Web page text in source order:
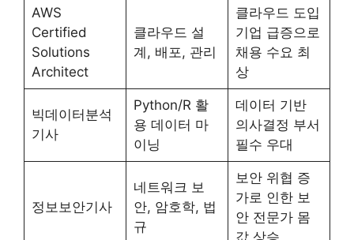
AWS
Certified
Solutions
Architect
클라우드 설
계, 배포, 관리
클라우드 도입
기업 급증으로
채용 수요 최
상
빅데이터분석
기사
Python/R 활
용 데이터 마
이닝
데이터 기반
의사결정 부서
필수 우대
정보보안기사
네트워크 보
안, 암호학, 법
규
보안 위협 증
가로 인한 보
안 전문가 몸